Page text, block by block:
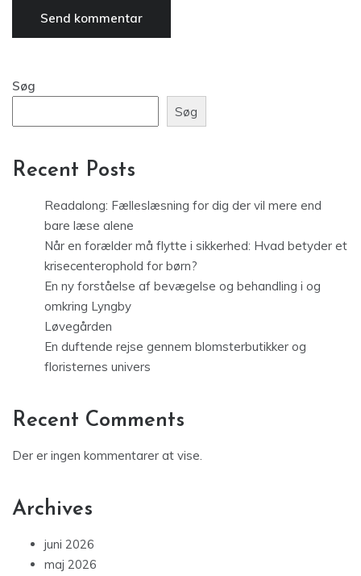
Søg
Søg
Recent Posts
Readalong: Fælleslæsning for dig der vil mere end
bare læse alene
Når en forælder må flytte i sikkerhed: Hvad betyder et
krisecenterophold for børn?
En ny forståelse af bevægelse og behandling i og
omkring Lyngby
Løvegården
En duftende rejse gennem blomsterbutikker og
floristernes univers
Recent Comments
Der er ingen kommentarer at vise.
Archives
juni 2026
maj 2026